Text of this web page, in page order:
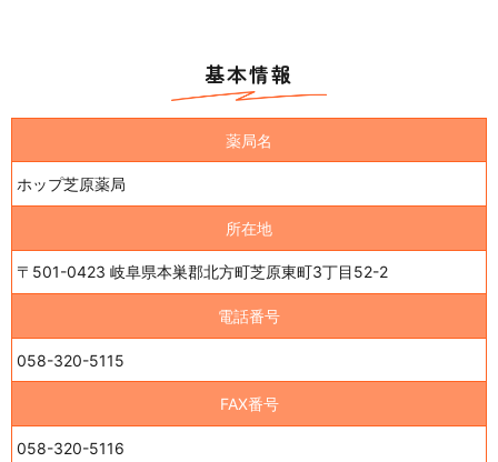
基本情報
薬局名
ホップ芝原薬局
所在地
〒501-0423 岐阜県本巣郡北方町芝原東町3丁目52-2
電話番号
058-320-5115
FAX番号
058-320-5116